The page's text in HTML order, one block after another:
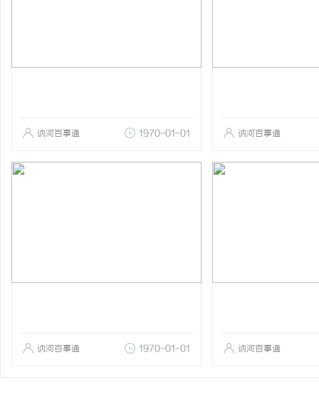
讷河百事通 1970-01-01 讷河百事通
讷河百事通 1970-01-01 讷河百事通